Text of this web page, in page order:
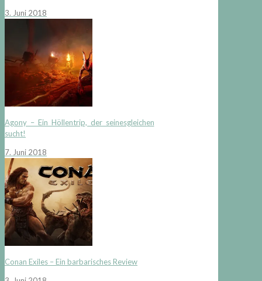
3. Juni 2018
Agony – Ein Höllentrip, der seinesgleichen
sucht!
7. Juni 2018
Conan Exiles – Ein barbarisches Review